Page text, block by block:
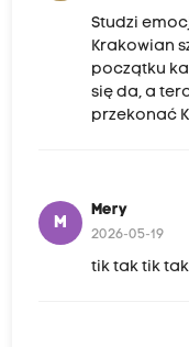
Studzi
Krakowian
początku
się da, a
przekonać
M
Mery
2026-05-19
tik tak tik